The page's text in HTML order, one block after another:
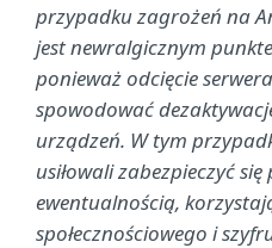
przypadku zagrożeń na
jest newralgicznym
ponieważ odcięcie
spowodować
urządzeń. W tym
usiłowali zabezpieczyć
ewentualnością,
społecznościowego i